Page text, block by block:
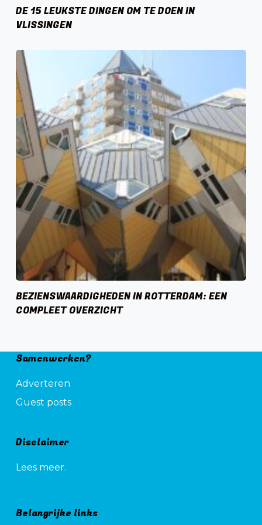
DE 15 LEUKSTE DINGEN OM TE DOEN IN
VLISSINGEN
BEZIENSWAARDIGHEDEN IN ROTTERDAM: EEN
COMPLEET OVERZICHT
Samenwerken?
Adverteren
Guest posts
Disclaimer
Lees meer.
Belangrijke links